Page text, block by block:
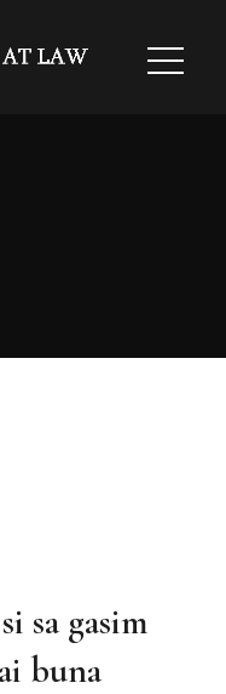
sa gasim
buna